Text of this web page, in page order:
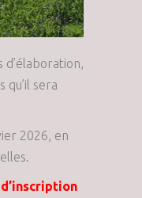
d’élaboration,
qu’il sera
2026, en